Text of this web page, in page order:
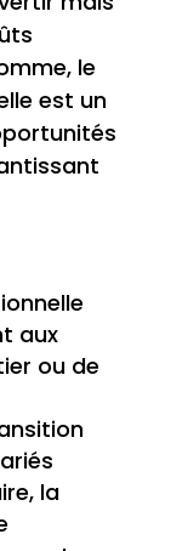
le
est un
aux
ou de
la